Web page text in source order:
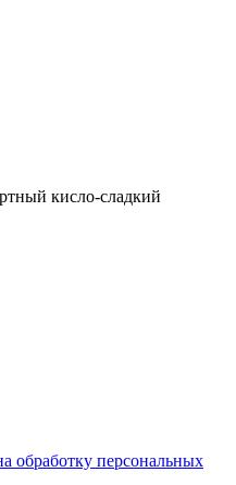
кисло-сладкий
обработку персональных